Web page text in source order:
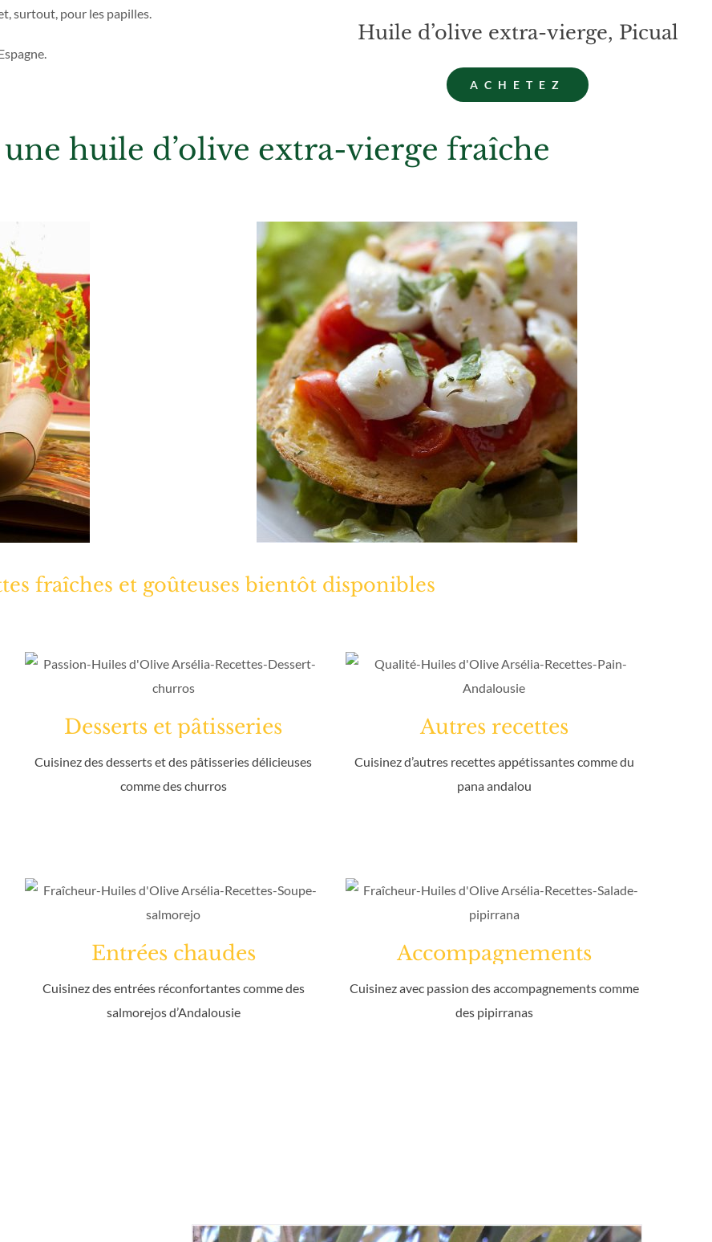
surtout, pour les papilles.
Huile d’olive extra-vierge, Picual
ACHETEZ
une huile d’olive extra-vierge fraîche
fraîches et goûteuses bientôt disponibles
Desserts et pâtisseries
Cuisinez des desserts et des pâtisseries délicieuses
comme des churros
Autres recettes
Cuisinez d’autres recettes appétissantes comme du
pana andalou
Entrées chaudes
Cuisinez des entrées réconfortantes comme des
salmorejos d’Andalousie
Accompagnements
Cuisinez avec passion des accompagnements comme
des pipirranas